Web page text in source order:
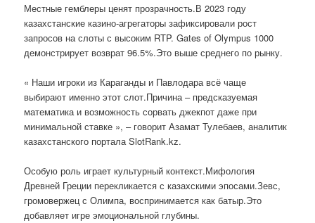
Местные гемблеры ценят прозрачность.В 2023 году
казахстанские казино-агрегаторы зафиксировали рост
запросов на слоты с высоким RTP. Gates of Olympus 1000
демонстрирует возврат 96.5%.Это выше среднего по рынку.
« Наши игроки из Караганды и Павлодара всё чаще
выбирают именно этот слот.Причина – предсказуемая
математика и возможность сорвать джекпот даже при
минимальной ставке », – говорит Азамат Тулебаев, аналитик
казахстанского портала SlotRank.kz.
Особую роль играет культурный контекст.Мифология
Древней Греции перекликается с казахскими эпосами.Зевс,
громовержец с Олимпа, воспринимается как батыр.Это
добавляет игре эмоциональной глубины.